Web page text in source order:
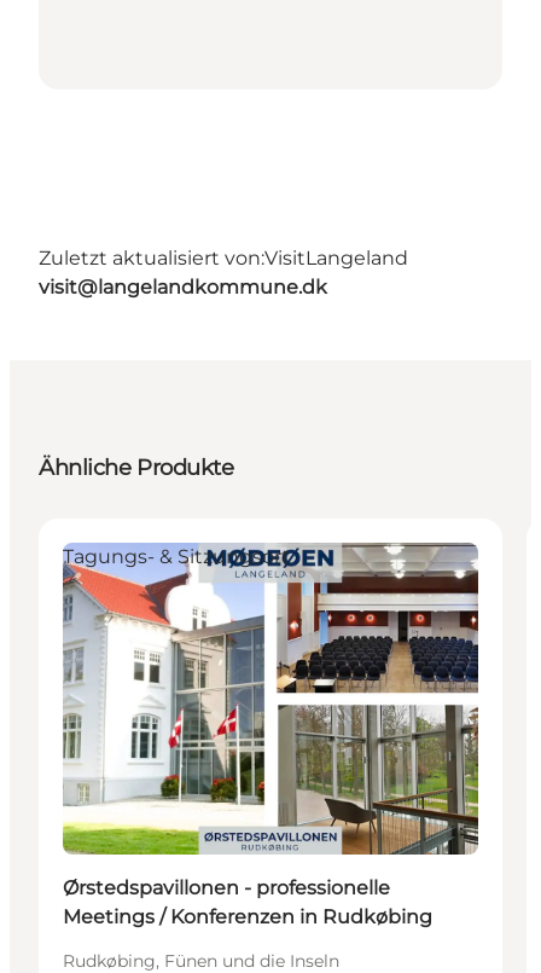
Zuletzt aktualisiert von:VisitLangeland
visit@langelandkommune.dk
Ähnliche Produkte
Tagungs- & Sitzungsort
Ørstedspavillonen - professionelle
Meetings / Konferenzen in Rudkøbing
Rudkøbing, Fünen und die Inseln